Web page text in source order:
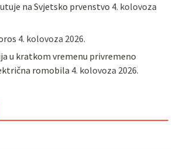
na Svjetsko prvenstvo 4. kolovoza
4. kolovoza 2026.
u kratkom vremenu privremeno
romobila 4. kolovoza 2026.